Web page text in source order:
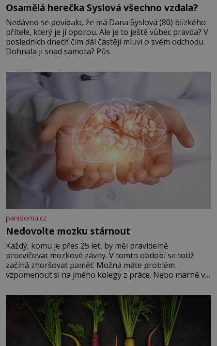
Osamělá herečka Syslová všechno vzdala?
Nedávno se povídalo, že má Dana Syslová (80) blízkého
přítele, který je jí oporou. Ale je to ještě vůbec pravda? V
posledních dnech čím dál častěji mluví o svém odchodu.
Dohnala ji snad samota? Půs
panidomu.cz
Nedovolte mozku stárnout
Každý, komu je přes 25 let, by měl pravidelně
procvičovat mozkové závity. V tomto období se totiž
začíná zhoršovat paměť. Možná máte problém
vzpomenout si na jméno kolegy z práce. Nebo marně v
Je to opravdu tak, s věkem jako kdyby se paměť
rozhodla stávkovat. Cvičte